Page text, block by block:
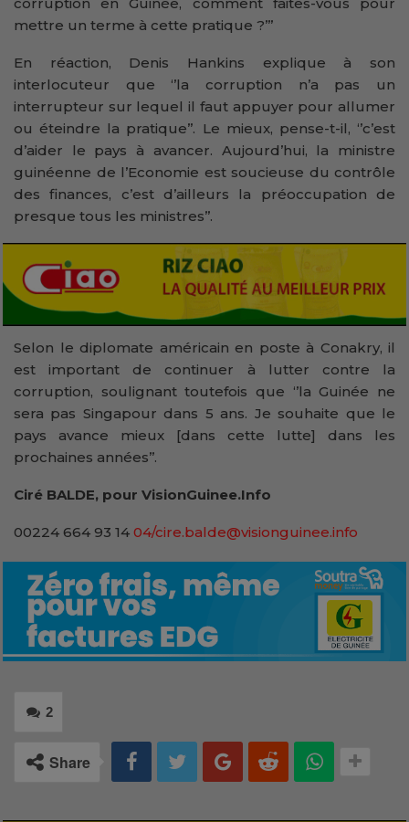
mettre un terme à cette pratique ?’’’
En réaction, Denis Hankins explique à son
interlocuteur que ‘’la corruption n’a pas un
interrupteur sur lequel il faut appuyer pour allumer
ou éteindre la pratique’’. Le mieux, pense-t-il, ‘’c’est
d’aider le pays à avancer. Aujourd’hui, la ministre
guinéenne de l’Economie est soucieuse du contrôle
des finances, c’est d’ailleurs la préoccupation de
presque tous les ministres’’.
Selon le diplomate américain en poste à Conakry, il
est important de continuer à lutter contre la
corruption, soulignant toutefois que ‘’la Guinée ne
sera pas Singapour dans 5 ans. Je souhaite que le
pays avance mieux [dans cette lutte] dans les
prochaines années’’.
Ciré BALDE, pour VisionGuinee.Info
00224 664 93 14 04/cire.balde@visionguinee.info
2
Share